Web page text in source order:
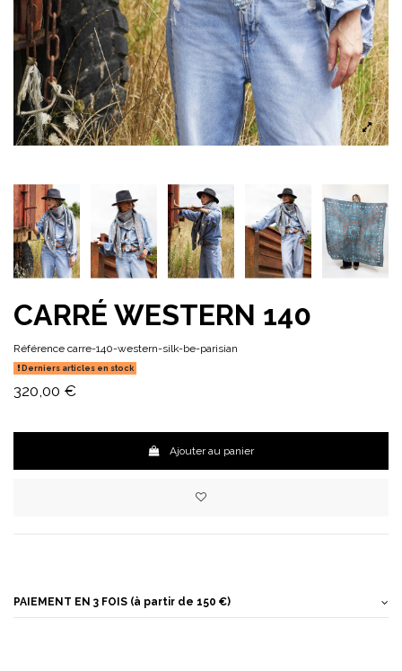
CARRÉ WESTERN 140
Référence carre-140-western-silk-be-parisian
Derniers articles en stock
320,00 €
Ajouter au panier
PAIEMENT EN 3 FOIS (à partir de 150 €)